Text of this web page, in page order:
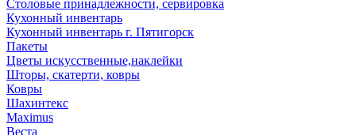
Столовые принадлежности, сервировка
Кухонный инвентарь
Кухонный инвентарь г. Пятигорск
Пакеты
Цветы искусственные,наклейки
Шторы, скатерти, ковры
Ковры
Шахинтекс
Maximus
Веста